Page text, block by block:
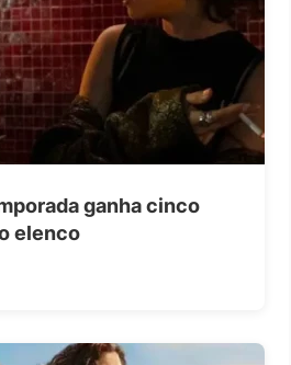
ganha cinco
elenco